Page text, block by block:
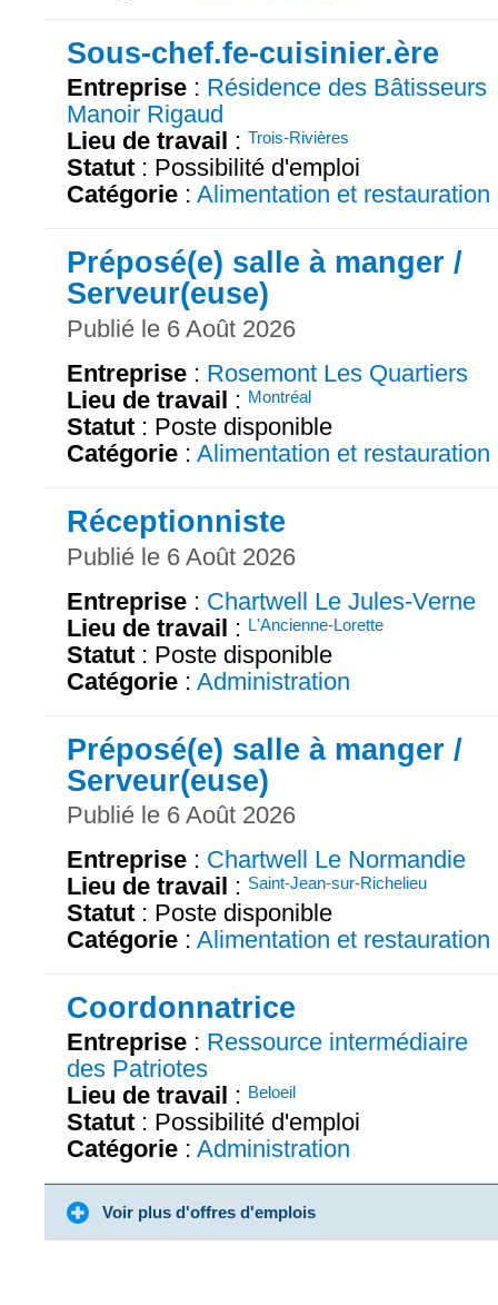
Sous-chef.fe-cuisinier.ère
Entreprise : Résidence des Bâtisseurs
Manoir Rigaud
Lieu de travail : Trois-Rivières
Statut : Possibilité d'emploi
Catégorie : Alimentation et restauration
Préposé(e) salle à manger /
Serveur(euse)
Publié le 6 Août 2026
Entreprise : Rosemont Les Quartiers
Lieu de travail : Montréal
Statut : Poste disponible
Catégorie : Alimentation et restauration
Réceptionniste
Publié le 6 Août 2026
Entreprise : Chartwell Le Jules-Verne
Lieu de travail : L'Ancienne-Lorette
Statut : Poste disponible
Catégorie : Administration
Préposé(e) salle à manger /
Serveur(euse)
Publié le 6 Août 2026
Entreprise : Chartwell Le Normandie
Lieu de travail : Saint-Jean-sur-Richelieu
Statut : Poste disponible
Catégorie : Alimentation et restauration
Coordonnatrice
Entreprise : Ressource intermédiaire
des Patriotes
Lieu de travail : Beloeil
Statut : Possibilité d'emploi
Catégorie : Administration
Voir plus d'offres d'emplois